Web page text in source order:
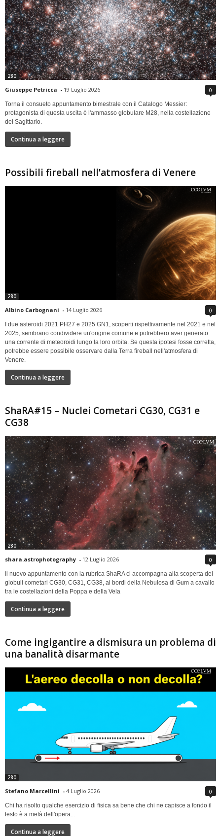
280
Giuseppe Petricca - 19 Luglio 2026 0
Torna il consueto appuntamento bimestrale con il Catalogo Messier:
protagonista di questa uscita è l'ammasso globulare M28, nella costellazione
del Sagittario.
Continua a leggere
Possibili fireball nell’atmosfera di Venere
280
Albino Carbognani - 14 Luglio 2026 0
I due asteroidi 2021 PH27 e 2025 GN1, scoperti rispettivamente nel 2021 e nel
2025, sembrano condividere un'origine comune e potrebbero aver generato
una corrente di meteoroidi lungo la loro orbita. Se questa ipotesi fosse corretta,
potrebbe essere possibile osservare dalla Terra fireball nell'atmosfera di
Venere.
Continua a leggere
ShaRA#15 – Nuclei Cometari CG30, CG31 e
CG38
280
shara.astrophotography - 12 Luglio 2026 0
Il nuovo appuntamento con la rubrica ShaRA ci accompagna alla scoperta dei
globuli cometari CG30, CG31, CG38, ai bordi della Nebulosa di Gum a cavallo
tra le costellazioni della Poppa e della Vela
Continua a leggere
Come ingigantire a dismisura un problema di
una banalità disarmante
280
Stefano Marcellini - 4 Luglio 2026 0
Chi ha risolto qualche esercizio di fisica sa bene che chi ne capisce a fondo il
testo è a metà dell'opera...
Continua a leggere